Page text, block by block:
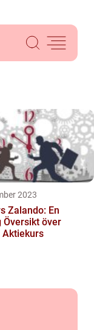
2023
Zalando: En
Översikt över
Aktiekurs